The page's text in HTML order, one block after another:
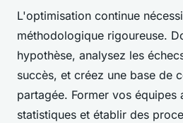
L'optimisation continue
méthodologique rigoureuse.
hypothèse, analysez les
succès, et créez une base de
partagée. Former vos équipes
statistiques et établir des